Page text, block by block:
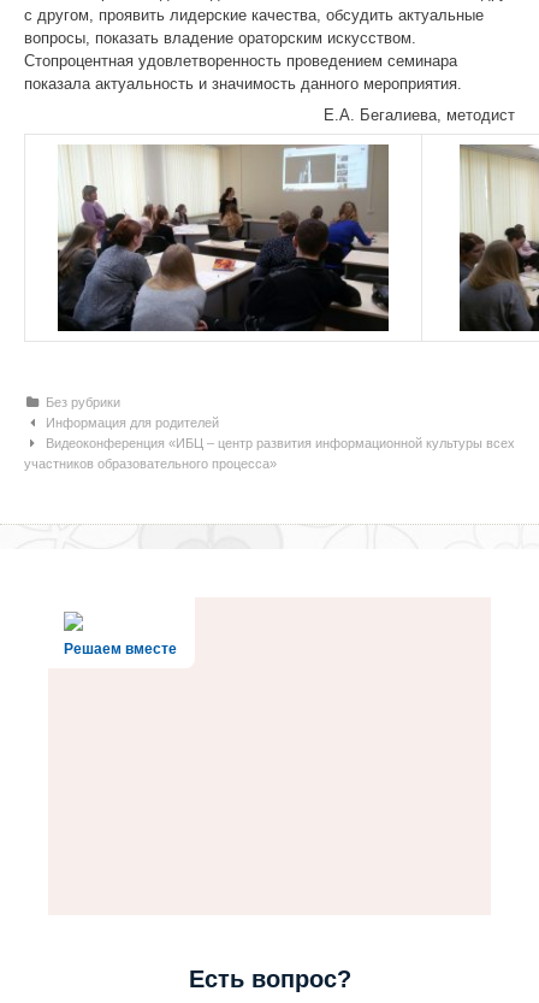
с другом, проявить лидерские качества, обсудить актуальные
вопросы, показать владение ораторским искусством.
Стопроцентная удовлетворенность проведением семинара
показала актуальность и значимость данного мероприятия.
Е.А. Бегалиева, методист
Рубрики
Без рубрики
Навигация по статьям
Информация для родителей
Видеоконференция «ИБЦ – центр развития информационной культуры всех
участников образовательного процесса»
Решаем вместе
Есть вопрос?